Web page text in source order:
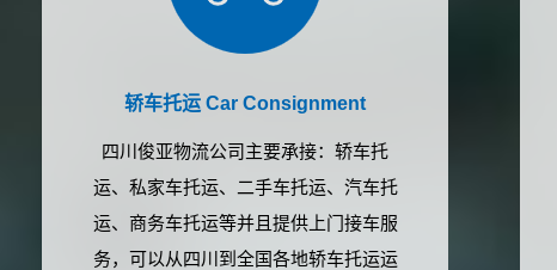
轿车托运 Car Consignment
四川俊亚物流公司主要承接：轿车托
运、私家车托运、二手车托运、汽车托
运、商务车托运等并且提供上门接车服
务，可以从四川到全国各地轿车托运运